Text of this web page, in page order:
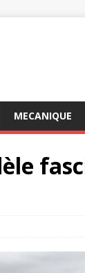
MECANIQUE